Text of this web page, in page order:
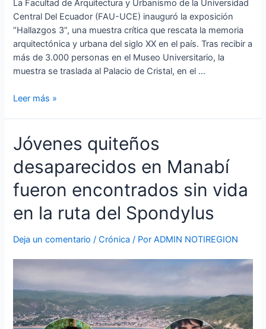
La Facultad de Arquitectura y Urbanismo de la Universidad
Central Del Ecuador (FAU-UCE) inauguró la exposición
“Hallazgos 3”, una muestra crítica que rescata la memoria
arquitectónica y urbana del siglo XX en el país. Tras recibir a
más de 3.000 personas en el Museo Universitario, la
muestra se traslada al Palacio de Cristal, en el …
Leer más »
Jóvenes quiteños
desaparecidos en Manabí
fueron encontrados sin vida
en la ruta del Spondylus
Deja un comentario /Crónica / PorADMIN NOTIREGION
Jóvenes
quiteños
desaparecidos
Manabí
encontrados
sin
vida
en
ruta
del
Spondylus